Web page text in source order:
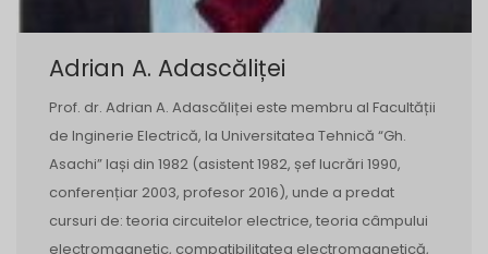
Adrian A. Adascăliței
Prof. dr. Adrian A. Adascăliței este membru al Facultății
de Inginerie Electrică, la Universitatea Tehnică “Gh.
Asachi” Iași din 1982 (asistent 1982, șef lucrări 1990,
conferențiar 2003, profesor 2016), unde a predat
cursuri de: teoria circuitelor electrice, teoria câmpului
electromagnetic, compatibilitatea electromagnetică,